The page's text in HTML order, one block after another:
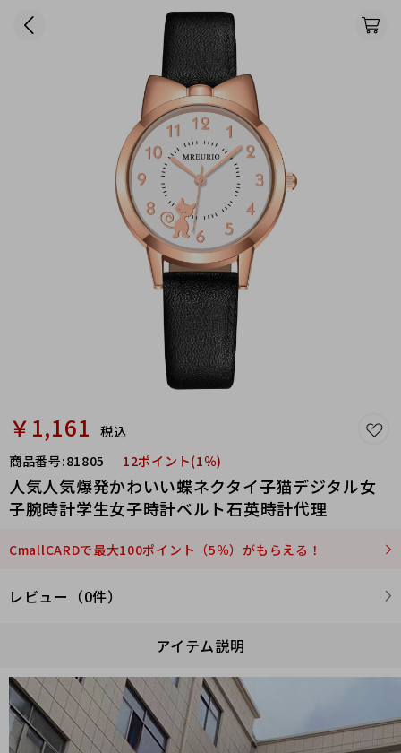
￥1,161
税込
商品番号:81805 12ポイント(1％)
人気人気爆発かわいい蝶ネクタイ子猫デジタル女
子腕時計学生女子時計ベルト石英時計代理
CmallCARDで最大100ポイント（5％）がもらえる！
レビュー（0件）
アイテム説明